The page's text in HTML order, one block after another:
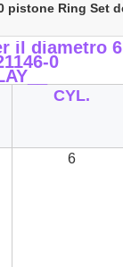
pistone Ring Set
diametro
0
CYL.
6